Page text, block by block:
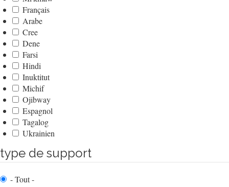
Français
Arabe
Cree
Dene
Farsi
Hindi
Inuktitut
Michif
Ojibway
Espagnol
Tagalog
Ukrainien
type de support
- Tout -